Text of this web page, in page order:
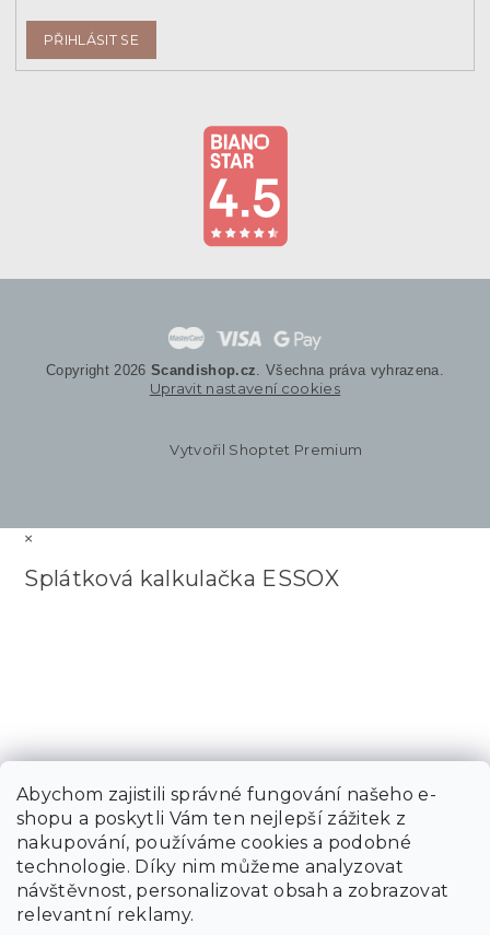
Abychom zajistili správné fungování našeho e-
shopu a poskytli Vám ten nejlepší zážitek z
nakupování, používáme cookies a podobné
technologie. Díky nim můžeme analyzovat
návštěvnost, personalizovat obsah a zobrazovat
relevantní reklamy.
PŘIHLÁSIT SE
Vytvořil Shoptet Premium
Copyright 2026 Scandishop.cz . Všechna práva vyhrazena.
Upravit nastavení cookies
×
Splátková kalkulačka ESSOX